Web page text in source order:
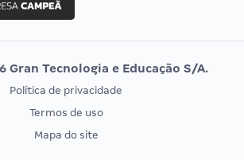
Vunesp
EXAME DE ORDEM
Gran Tecnologia e Educação S/A.
Política de privacidade
Termos de uso
Mapa do site